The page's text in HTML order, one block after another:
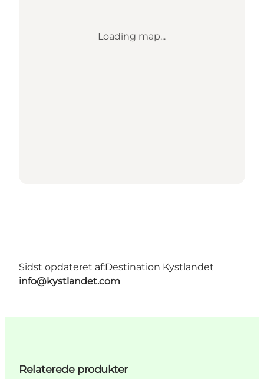
Loading map...
Sidst opdateret af:Destination Kystlandet
info@kystlandet.com
Relaterede produkter